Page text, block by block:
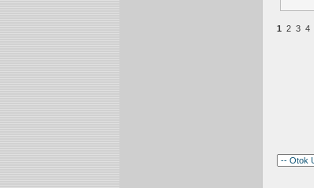
1 2 3 4